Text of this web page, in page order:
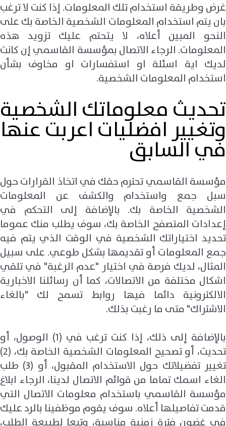
غرض وطريقة استخدام تلك المعلومات. إذا كنت لا ترغب
بان يتم استخدام المعلومات الشخصية الخاصة بك على
النحو المبين أعلاه، لا يتحتم عليك تزويد هذه
المعلومات. الرجاء الاتصال بمؤسسة القاسمي إن كانت
لديك اية اسئلة او استفسارات او مخاوف بشأن
استخدام المعلومات الشخصية.
تحديث معلوماتك الشخصية
وتغيير افضليات اعربت عنها
في السابق
مؤسسة القاسمي تحترم حقك في اتخاذ القرارات حول
سبل جمع واستخدام والكشف عن المعلومات
الشخصية الخاصة بك. بالإضافة إلى التحكم في
إعدادات المتصفح الخاصة بك، سوف يطلب منك عموما
تحديد اختياراتك الشخصية في الوقت الذي يتم فيه
جمع المعلومات أو تقديمها بشكل طوعي. على سبيل
المثال، لديك فرصة في اختيار "عدم الرغبة" في تلقي
اشكال مختلفة من الاتصالات، كما أن رسائلنا الاخبارية
الالكترونية دائما فيها روابط تسمح لك "بالغاء
الاشتراك" متى ما رغبت بذلك.
بالإضافة إلى ذلك، إذا كنت ترغب في (1) الوصول، أو
تحديث، أو تصحيح المعلومات الشخصية الخاصة بك، (2)
تغيير تفضيلاتك حول الاستخدام المقبول، أو (3) طلب
الغاء اسمك تماما من قوائم الاتصال لدينا، الرجاء ابلاغ
مؤسسة القاسمي باستخدام معلومات الاتصال التي
قدمت تفاصيلها أعلاه. سوف يقوم موظفينا بالرد عليك
في غضون فترة زمنية مناسبة، وتبعا لطبيعة الطلب،